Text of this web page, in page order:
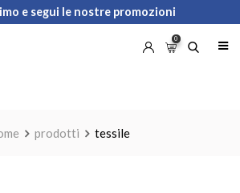
e segui le nostre promozioni
0
prodotti tessile